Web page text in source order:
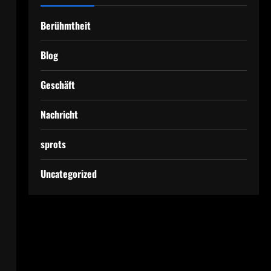
Berühmtheit
Blog
Geschäft
Nachricht
sprots
Uncategorized